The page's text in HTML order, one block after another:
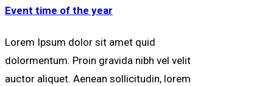
Event time of the year
Lorem Ipsum dolor sit amet quid
dolormentum. Proin gravida nibh vel velit
auctor aliquet. Aenean sollicitudin, lorem